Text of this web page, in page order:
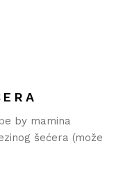
by mamina
šećera (može